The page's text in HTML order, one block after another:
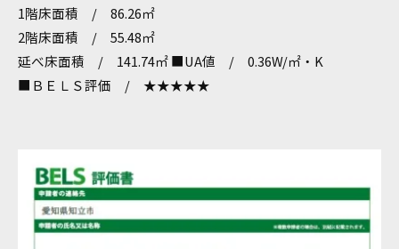
1階床面積 / 86.26㎡
2階床面積 / 55.48㎡
延べ床面積 / 141.74㎡ ■UA値 / 0.36W/㎡・K
■ＢＥＬＳ評価 / ★★★★★